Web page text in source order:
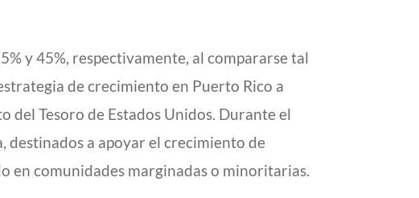
y 45%, respectivamente, al compararse tal
de crecimiento en Puerto Rico a
del Tesoro de Estados Unidos. Durante el
destinados a apoyar el crecimiento de
en comunidades marginadas o minoritarias.